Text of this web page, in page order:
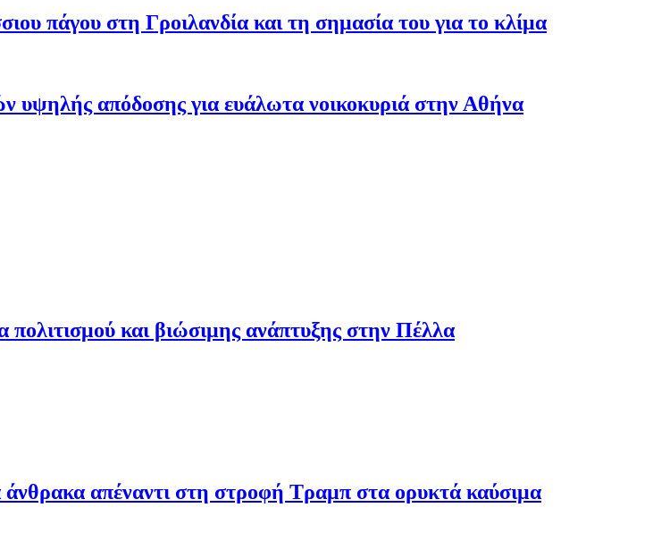
πάγου στη Γροιλανδία και τη σημασία του για το κλίμα
υψηλής απόδοσης για ευάλωτα νοικοκυριά στην Αθήνα
και βιώσιμης ανάπτυξης στην Πέλλα
απέναντι στη στροφή Τραμπ στα ορυκτά καύσιμα